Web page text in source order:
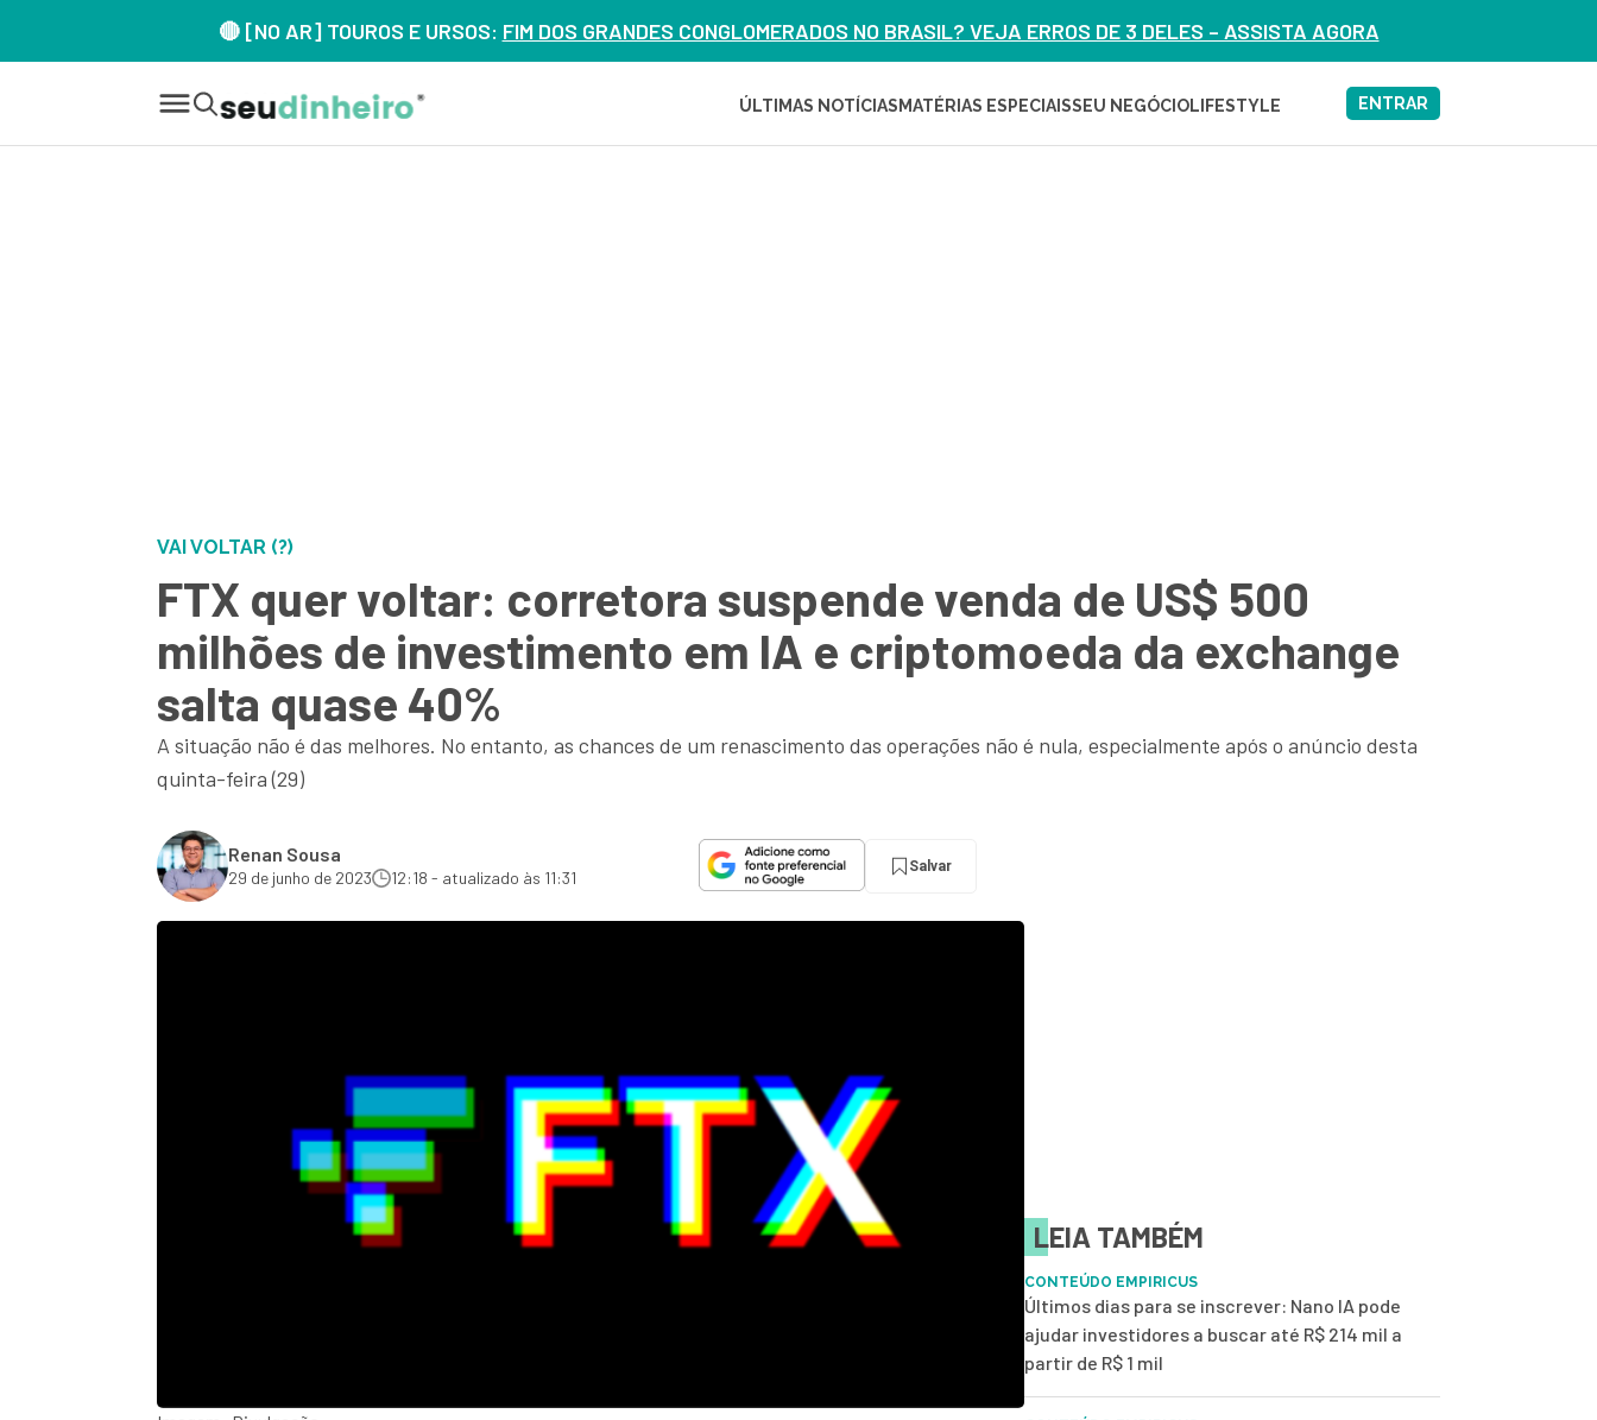
🔴 [NO AR] TOUROS E URSOS: FIM DOS GRANDES CONGLOMERADOS NO BRASIL? VEJA ERROS DE 3 DELES – ASSISTA AGORA
ÚLTIMAS NOTÍCIAS MATÉRIAS ESPECIAISSEU NEGÓCIOLIFESTYLE ENTRAR
VAI VOLTAR (?)
FTX quer voltar: corretora suspende venda de US$ 500
milhões de investimento em IA e criptomoeda da exchange
salta quase 40%
A situação não é das melhores. No entanto, as chances de um renascimento das operações não é nula, especialmente após o anúncio desta
quinta-feira (29)
Renan Sousa
29 de junho de 2023 12:18 - atualizado às 11:31
Salvar
LEIA TAMBÉM
CONTEÚDO EMPIRICUS
Últimos dias para se inscrever: Nano IA pode
ajudar investidores a buscar até R$ 214 mil a
partir de R$ 1 mil